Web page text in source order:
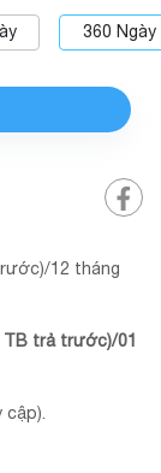
360 Ngày
12 tháng
trả trước)/01